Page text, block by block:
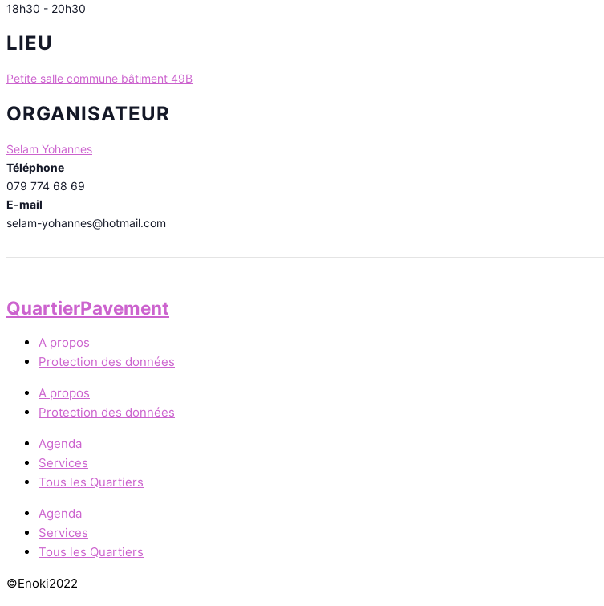
18h30 - 20h30
LIEU
Petite salle commune bâtiment 49B
ORGANISATEUR
Selam Yohannes
Téléphone
079 774 68 69
E-mail
selam-yohannes@hotmail.com
QuartierPavement
A propos
Protection des données
A propos
Protection des données
Agenda
Services
Tous les Quartiers
Agenda
Services
Tous les Quartiers
©Enoki2022